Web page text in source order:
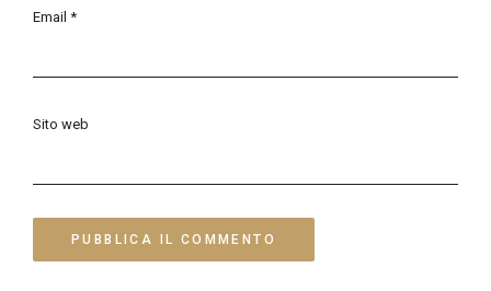
Email *
Sito web